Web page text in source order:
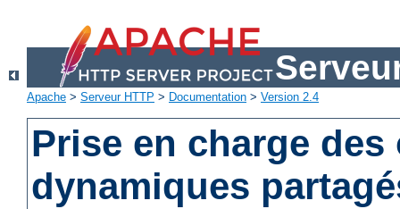
Apache > Serveur HTTP > Documentation > Version 2.4
Prise en charge des
dynamiques